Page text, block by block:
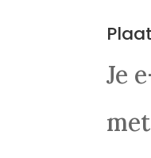
Je
met